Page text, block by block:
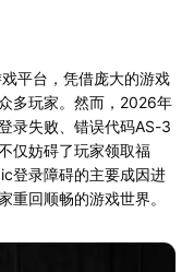
平台，凭借庞大的游戏
多玩家。然而，2026年
录失败、错误代码AS-3
仅妨碍了玩家领取福
登录障碍的主要成因进
重回顺畅的游戏世界。